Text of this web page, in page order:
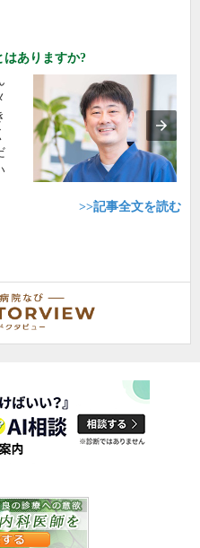
ありますか?
>>記事全文を読む